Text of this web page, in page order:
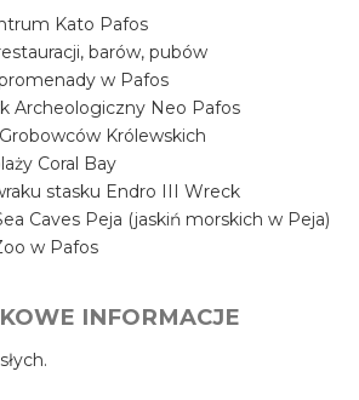
Kato Pafos
barów, pubów
w Pafos
Archeologiczny Neo Pafos
Królewskich
Coral Bay
stasku Endro III Wreck
Caves Peja (jaskiń morskich w Peja)
w Pafos
INFORMACJE